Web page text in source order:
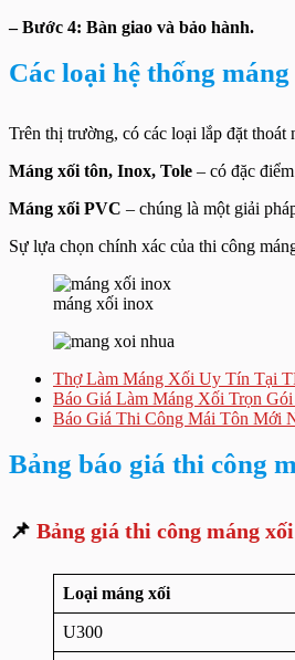
– Bước 4: Bàn giao và bảo hành.
Các loại hệ thống
Trên thị trường, có các loại lắp đặt thoát
Máng xối tôn, Inox, Tole – có đặc
Máng xối PVC – chúng là một giải
Sự lựa chọn chính xác của thi công
máng xối inox
Thợ Làm Máng Xối Uy Tín Tại
Báo Giá Làm Máng Xối Trọn
Báo Giá Thi Công Mái Tôn Mới
Bảng báo giá thi công
📌 Bảng giá thi công máng
Loại máng xối
U300